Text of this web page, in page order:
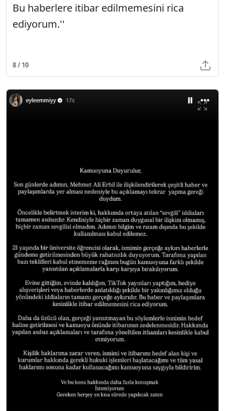
Bu haberlere itibar edilmemesini rica
ediyorum.''
8 / 10